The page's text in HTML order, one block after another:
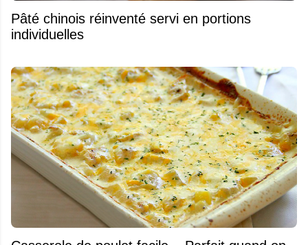
Pâté chinois réinventé servi en portions
individuelles